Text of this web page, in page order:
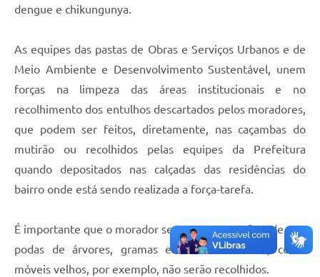
dengue e chikungunya.
As equipes das pastas de Obras e Serviços Urbanos e de
Meio Ambiente e Desenvolvimento Sustentável, unem
forças na limpeza das áreas institucionais e no
recolhimento dos entulhos descartados pelos moradores,
que podem ser feitos, diretamente, nas caçambas do
mutirão ou recolhidos pelas equipes da Prefeitura
quando depositados nas calçadas das residências do
bairro onde está sendo realizada a força-tarefa.
É importante que o morador se atente para o fato de que
podas de árvores, gramas e demais entulhos, como
móveis velhos, por exemplo, não serão recolhidos.